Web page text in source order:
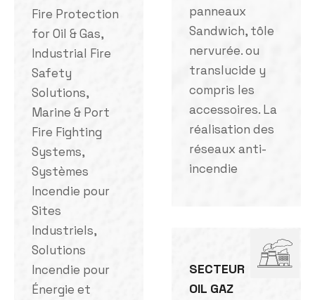
Fire Protection
for Oil & Gas,
Industrial Fire
Safety
Solutions,
Marine & Port
Fire Fighting
Systems,
Systèmes
Incendie pour
Sites
Industriels,
Solutions
Incendie pour
Énergie et
panneaux
Sandwich, tôle
nervurée. ou
translucide y
compris les
accessoires. La
réalisation des
réseaux anti-
incendie
SECTEUR
OIL GAZ